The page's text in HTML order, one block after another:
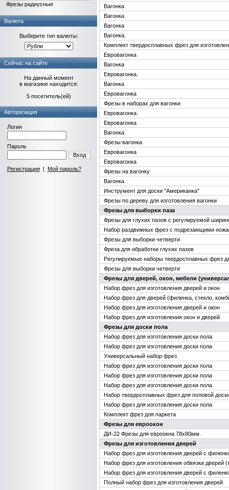
Фрезы радиусные
Валюта
Выберите тип валюты:
Сейчас на сайте
На данный момент
в магазине находится:
5 посетитель(ей)
Авторизация
Логин
Пароль
Вход
Регистрация| Мой пароль?
Вагонка
Вагонка
Вагонка
Вагонка.
Комплект твердосплавных фрез для
Евровагонка
Вагонка
Евровагонка.
Вагонка
Евровагонка
Фрезы в наборах для вагонки
Евровагонка.
Евровагонка
Вагонка
Фрезы вагонка
Евровагонка
Евровагонка
Фрезы на вагонку
Вагонка
Инструмент для доски "Американка"
Фрезы по дереву для изготовления вагонки
Фрезы для выборки паза
Фрезы для глухих пазов с регулируемой
Набор раздвижных фрез с подрезающими
Фрезы для выборки четверти
Фреза для обработки глухих пазов
Регулируемые наборы твердосплавных фрез
Фрезы для выборки четверти
Фрезы для дверей, окон, мебели
Набор фрез для изготовления дверей и окон
Набор фрез для дверей (филенка, стекло,
Набор фрез для изготовления дверей и окон
Набор фрез для изготовления окон и дверей
Фрезы для доски пола
Набор фрез для изготовления доски пола
Набор фрез для изготовления доски пола
Универсальный набор фрез
Набор фрез для изготовления доски пола
Набор фрез для изготовления доски пола
Набор фрез для изготовления доски пола
Набор твердосплавных фрез для половой
Набор фрез для изготовления доски пола
Комплект фрез для паркета
Фрезы для евроокон
ДИ-22 Фрезы для евроокна 78х80мм.
Фрезы для изготовления дверей
Набор фрез для изготовления дверей с
Набор фрез для изготовления обвязки дверей
Набор фрез для изготовления дверей с
Полный набор фрез для изготовления дверей